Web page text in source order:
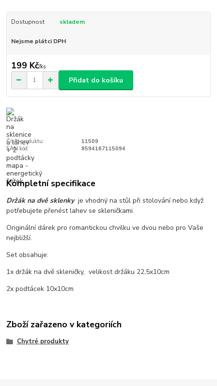
Dostupnost skladem
Nejsme plátci DPH
199 Kč/ks
Přidat do košíku
Číslo produktu:
11509
EAN kód:
8594167115094
Kompletní specifikace
Držák na dvě sklenky je vhodný na stůl při stolování nebo když
potřebujete přenést lahev se skleničkami.
Originální dárek pro romantickou chvilku ve dvou nebo pro Vaše
nejbližší.
Set obsahuje:
1x držák na dvě skleničky, velikost držáku 22,5x10cm
2x podtácek 10x10cm
Zboží zařazeno v kategoriích
Chytré produkty